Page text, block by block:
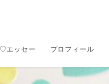
エッセー プロフィール